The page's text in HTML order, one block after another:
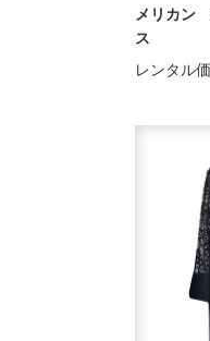
メリカン
ス
レンタル